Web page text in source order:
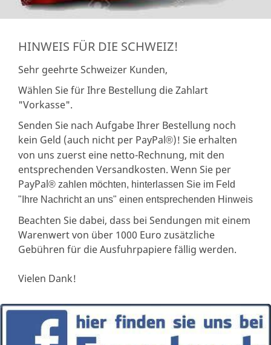
HINWEIS FÜR DIE SCHWEIZ!
Sehr geehrte Schweizer Kunden,
Wählen Sie für Ihre Bestellung die Zahlart
"Vorkasse".
Senden Sie nach Aufgabe Ihrer Bestellung noch
kein Geld (auch nicht per PayPal®)! Sie erhalten
von uns zuerst eine netto-Rechnung, mit den
entsprechenden Versandkosten. Wenn Sie per
PayPal® zahlen möchten, hinterlassen Sie im Feld
"Ihre Nachricht an uns" einen entsprechenden Hinweis
Beachten Sie dabei, dass bei Sendungen mit einem
Warenwert von über 1000 Euro zusätzliche
Gebühren für die Ausfuhrpapiere fällig werden.
Vielen Dank!